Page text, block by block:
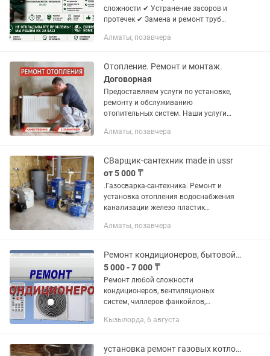
сложности ✔ Устранение засоров и
протечек ✔ Замена и ремонт труб
Монтаж и ремонт систем канализации
систем...
Алматы, позавчера
Отопление. Ремонт и монтаж.
Договорная
Предоставляем услуги по установке,
ремонту и обслуживанию
отопительных систем. Наши услуги
отопительных систем (котлы,
Профилактика и...
Алматы, позавчера
СВарщик-сантехник made in ussr
от 5 000 ₸
.Газосварка-сантехника. Ремонт и
установка отопления водоснабжения
канализации железо пластик
автономное отопление элеватора
Документы. А...
Алматы, позавчера
Ремонт кондиционеров, бытовой техники, и промышленной
5 000 - 7 000 ₸
Ремонт любой сложности
кондиционеров, вентиляционых
систем, чиллеров фанкойлов,
столового оборудования. - Заправка
Профилактика мойка...
Кызылорда, 6 августа
установка ремонт газовых котлов. монтаж отопления